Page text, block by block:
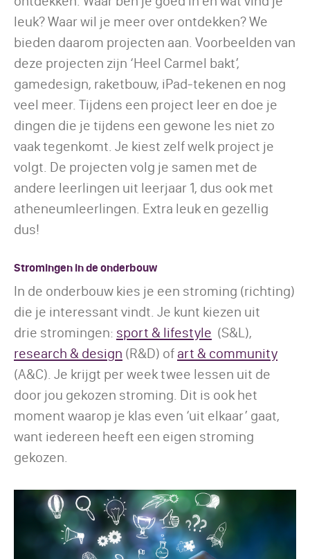
leuk? Waar wil je meer over ontdekken? We
bieden daarom projecten aan. Voorbeelden van
deze projecten zijn ‘Heel Carmel bakt’,
gamedesign, raketbouw, iPad-tekenen en nog
veel meer. Tijdens een project leer en doe je
dingen die je tijdens een gewone les niet zo
vaak tegenkomt. Je kiest zelf welk project je
volgt. De projecten volg je samen met de
andere leerlingen uit leerjaar 1, dus ook met
atheneumleerlingen. Extra leuk en gezellig
dus!
Stromingen in de onderbouw
In de onderbouw kies je een stroming (richting)
die je interessant vindt. Je kunt kiezen uit
drie stromingen: sport & lifestyle (S&L),
research & design (R&D) of art & community
(A&C). Je krijgt per week twee lessen uit de
door jou gekozen stroming. Dit is ook het
moment waarop je klas even ‘uit elkaar’ gaat,
want iedereen heeft een eigen stroming
gekozen.